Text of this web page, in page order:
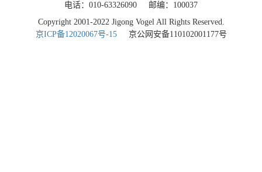
电话：010-63326090
邮编：100037
Copyright 2001-2022 Jigong Vogel All Rights Reserved.
京ICP备12020067号-15
京公网安备110102001177号